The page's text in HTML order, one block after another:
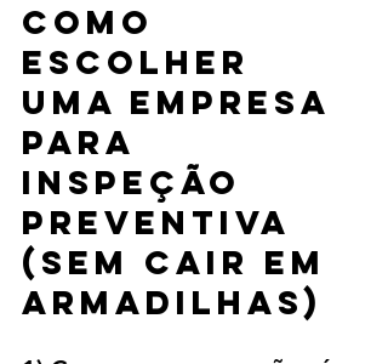
Como
escolher
uma empresa
para
inspeção
preventiva
(sem cair em
armadilhas)